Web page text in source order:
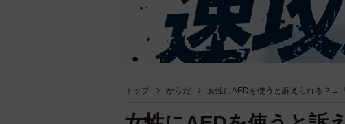
トップ からだ 女性にAEDを使うと訴えられる？→